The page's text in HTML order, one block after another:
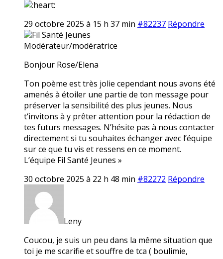
29 octobre 2025 à 15 h 37 min #82237 Répondre
Fil Santé Jeunes
Modérateur/modératrice
Bonjour Rose/Elena
Ton poème est très jolie cependant nous avons été
amenés à étoiler une partie de ton message pour
préserver la sensibilité des plus jeunes. Nous
t‘invitons à y prêter attention pour la rédaction de
tes futurs messages. N’hésite pas à nous contacter
directement si tu souhaites échanger avec l’équipe
sur ce que tu vis et ressens en ce moment.
L’équipe Fil Santé Jeunes »
30 octobre 2025 à 22 h 48 min #82272 Répondre
Leny
Coucou, je suis un peu dans la même situation que
toi je me scarifie et souffre de tca ( boulimie,